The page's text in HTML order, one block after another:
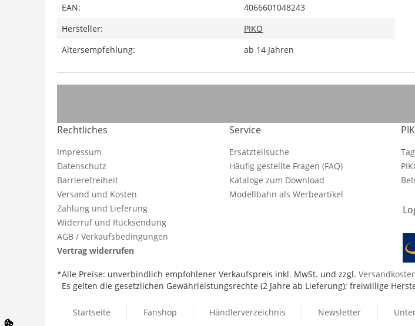
EAN:
4066601048243
Hersteller:
PIKO
Altersempfehlung:
ab 14 Jahren
Rechtliches
Impressum
Datenschutz
Barrierefreiheit
Versand und Kosten
Zahlung und Lieferung
Widerruf und Rücksendung
AGB / Verkaufsbedingungen
Vertrag widerrufen
Service
Ersatzteilsuche
Häufig gestellte Fragen (FAQ)
Kataloge zum Download
Modellbahn als Werbeartikel
*Alle Preise: unverbindlich empfohlener Verkaufspreis inkl. MwSt. und zzgl.
Es gelten die gesetzlichen Gewährleistungsrechte (2 Jahre ab Lieferung); freiwillige
Startseite Fanshop Händlerverzeichnis Newsletter